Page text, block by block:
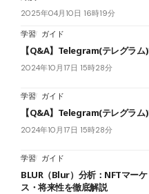
2025年04月10日 16時19分
学習 ガイド
【Q&A】Telegram(テレグラム
2024年10月17日 15時28分
学習 ガイド
【Q&A】Telegram(テレグラム)
2024年10月17日 15時28分
学習 ガイド
BLUR（Blur）分析：NFTマー
ス・将来性を徹底解説